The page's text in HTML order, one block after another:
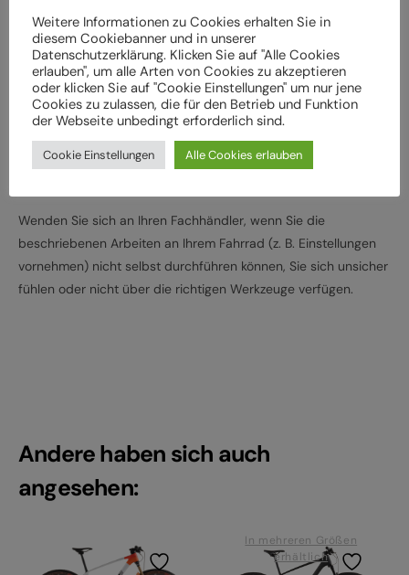
der weiteren Verwendung durch einen Fachbetrieb
überprüft werden
Lassen Sie das Fahrrad entsprechend den
Herstellervorgaben regelmäßig von einem Fachbetrieb
überprüfen und warten, um Gefährdungen, z. B.
verschleißbedingt, zu vermeiden
Halten Sie die angegebenen Drehmomente (Nm) für die
Wenden Sie sich an Ihren Fachhändler, wenn Sie die
beschriebenen Arbeiten an Ihrem Fahrrad (z. B. Einstellungen
vornehmen) nicht selbst durchführen können, Sie sich unsicher
fühlen oder nicht über die richtigen Werkzeuge verfügen.
Andere haben sich auch
angesehen:
In mehreren Größen
erhältlich
Weitere Informationen zu Cookies erhalten Sie in
diesem Cookiebanner und in unserer
Datenschutzerklärung. Klicken Sie auf "Alle Cookies
erlauben", um alle Arten von Cookies zu akzeptieren
oder klicken Sie auf "Cookie Einstellungen" um nur jene
Cookies zu zulassen, die für den Betrieb und Funktion
der Webseite unbedingt erforderlich sind.
Cookie Einstellungen Alle Cookies erlauben